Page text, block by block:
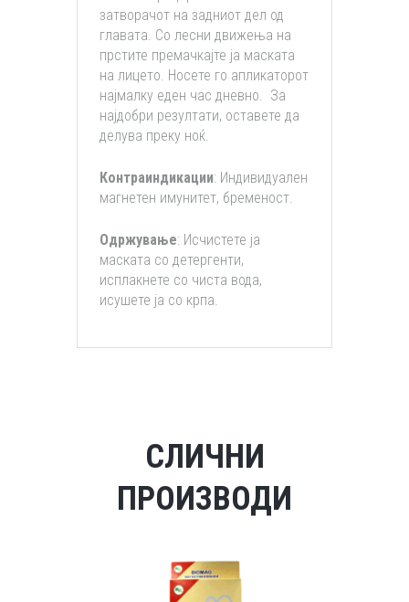
затворачот на задниот дел од
главата. Со лесни движења на
прстите премачкајте ја маската
на лицето. Носете го апликаторот
најмалку еден час дневно. За
најдобри резултати, оставете да
делува преку ноќ.
Контраиндикации: Индивидуален
магнетен имунитет, бременост.
Одржување: Исчистете ја
маската со детергенти,
исплакнете со чиста вода,
исушете ја со крпа.
СЛИЧНИ
ПРОИЗВОДИ